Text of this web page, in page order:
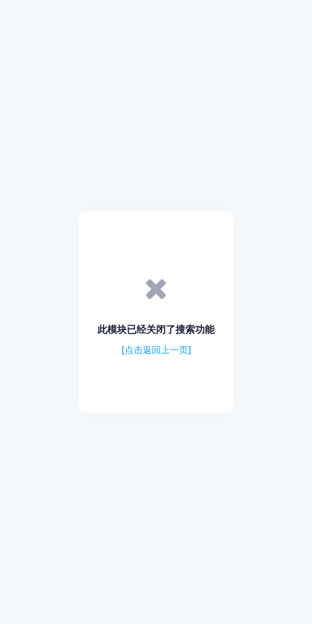
此模块已经关闭了搜索功能
[点击返回上一页]